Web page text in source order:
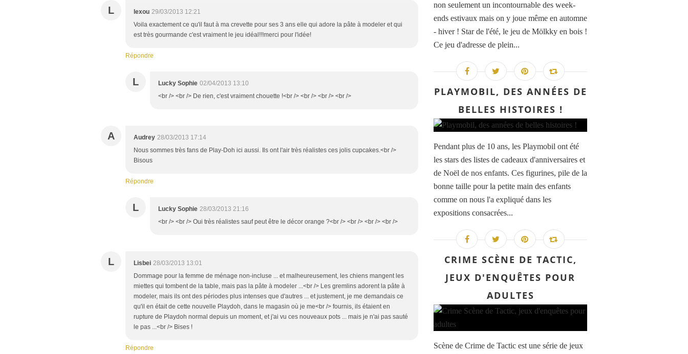
L lexou 29/03/2013 12:21
Voila exactement ce qu'il faut à ma crevette pour ses 3 ans elle qui adore la pâte à modeler et qui
est très gourmande c'est vraiment le jeu idéal!!!merci pour l'idée!
Répondre
L Lucky Sophie 02/04/2013 13:10
<br /> <br /> De rien, c'est vraiment chouette !<br /> <br /> <br /> <br />
A Audrey 28/03/2013 17:14
Nous sommes très fans de Play-Doh ici aussi. Ils ont l'air très réalistes ces jolis cupcakes.<br />
Bisous
Répondre
L Lucky Sophie 28/03/2013 21:16
<br /> <br /> Oui très réalistes sauf peut être le décor orange ?<br /> <br /> <br /> <br />
L Lisbei 28/03/2013 13:01
Dommage pour la femme de ménage non-incluse ... et malheureusement, les chiens mangent les
miettes qui tombent de la table, mais pas la pâte à modeler ...<br /> Les gremlins adorent la pâte à
modeler, mais ils ont des périodes plus intenses que d'autres ... et justement, je me demandais ce
qu'il en était de cette nouvelle Playdoh, dans le magasin où je me<br /> fournis, ils étaient en
rupture de Playdoh normal depuis un moment, et j'ai vu ces nouveaux pots ... mais je n'ai pas sauté
le pas ...<br /> Bises !
Répondre
non seulement un incontournable des week-
ends estivaux mais on y joue même en automne
- hiver ! Star de l'été, le jeu de Mölkky en bois !
Ce jeu d'adresse de plein...
PLAYMOBIL, DES ANNÉES DE
BELLES HISTOIRES !
Pendant plus de 10 ans, les Playmobil ont été
les stars des listes de cadeaux d'anniversaires et
de Noël de nos enfants. Ces figurines, pile de la
bonne taille pour la petite main des enfants
comme on nous l'a expliqué dans les
expositions consacrées...
CRIME SCÈNE DE TACTIC,
JEUX D'ENQUÊTES POUR
ADULTES
Scène de Crime de Tactic est une série de jeux